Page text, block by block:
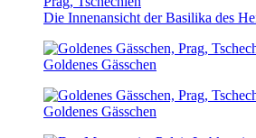
Die Innenansicht der Basilika des
Goldenes Gässchen
Goldenes Gässchen